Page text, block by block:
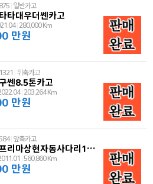
일반카고
타대우더쎈카고
280,000 Km
만원
뒤축카고
쎈8.5톤카고
203,264 Km
만원
앞축카고
대우 프리마상현자동사다리1112
560,860 Km
만원